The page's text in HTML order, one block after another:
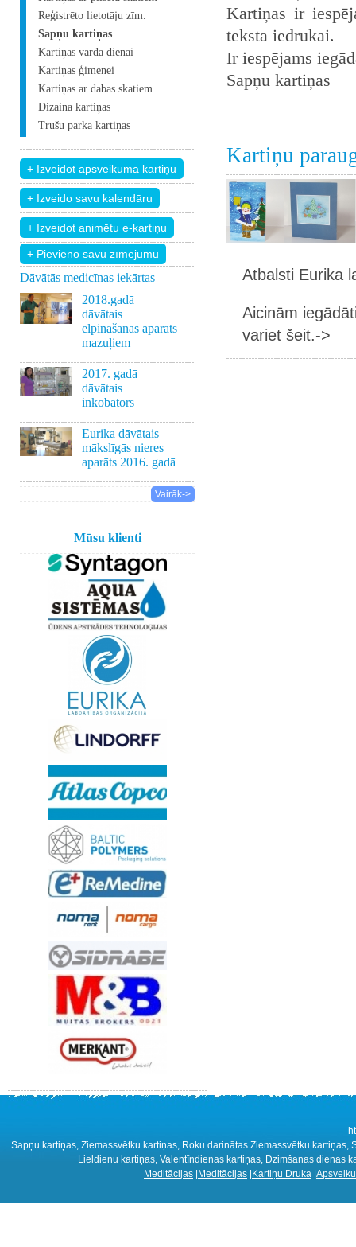
Reģistrēto lietotāju zīm.
Sapņu kartiņas
Kartiņas vārda dienai
Kartiņas ģimenei
Kartiņas ar dabas skatiem
Dizaina kartiņas
Trušu parka kartiņas
+ Pievieno savu zīmējumu
Dāvātās medicīnas iekārtas
2018.gadā
dāvātais
elpināšanas aparāts
mazuļiem
2017. gadā
dāvātais
inkobators
Eurika dāvātais
mākslīgās nieres
aparāts 2016. gadā
Vairāk->
Mūsu klienti
Kartiņas ir
teksta iedrukai.
Ir iespējams
Sapņu kartiņas
Kartiņu
Atbalsti Eurika
Aicinām
variet šeit.->
Sapņu kartiņas, Ziemassvētku kartiņas, Roku darinātas Ziemassvētku
Lieldienu kartiņas, Valentīndienas kartiņas, Dzimšanas dienas
Meditācijas |Meditācijas |Kartiņu Druka |